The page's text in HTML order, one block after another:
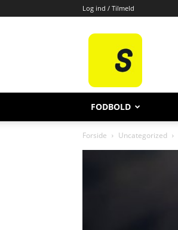
Log ind / Tilmeld
All
FODBOLD
Forside Uncategorized